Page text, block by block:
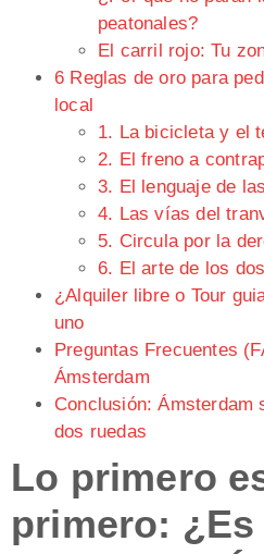
peatonales?
El carril rojo: Tu
6 Reglas de oro para
local
1. La bicicleta y el
2. El freno a
3. El lenguaje de
4. Las vías del
5. Circula por la
6. El arte de los
¿Alquiler libre o Tour
uno
Preguntas Frecuentes
Ámsterdam
Conclusión: Ámsterdam
dos ruedas
Lo primero
primero: